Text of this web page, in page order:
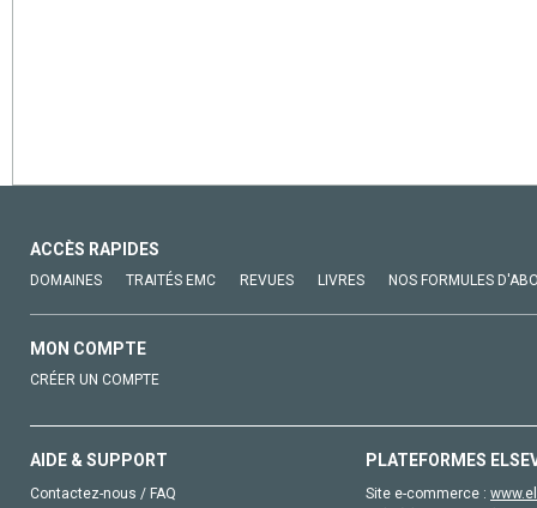
ACCÈS RAPIDES
DOMAINES TRAITÉS EMC REVUES LIVRES NOS FORMULES
MON COMPTE
CRÉER UN COMPTE
AIDE & SUPPORT
Contactez-nous / FAQ
PLATEFORMES
Site e-commerce :